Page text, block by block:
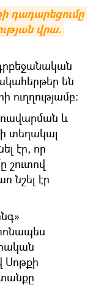
դադարեցումը
վրա.
են
և
տեղակալ
էր, որ
շուտով
նշել էր
Սոթքի